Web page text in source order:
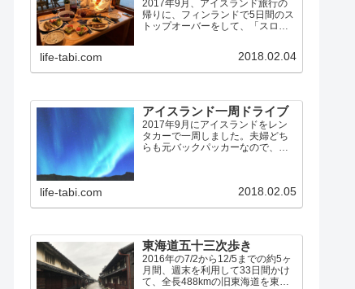
2017年9月、アイスランド旅行の
帰りに、フィンランドで5日間のス
トップオーバーをして、「スロー
前半は、普通の観光旅行です。後
半が、スローライフ体験です。大
life-tabi.com 2018.02.04
アイスランド一周ドライブ
2017年9月にアイスランドをレン
タカーで一周しました。夫婦どち
らも元バックパッカーなので、宿
Airbnbを利用しましたが、これは
life-tabi.com 2018.02.05
東海道五十三次歩き
2016年の7/2から12/5までの約5ヶ
月間、週末を利用して33日間かけ
て、全長488kmの旧東海道を東京